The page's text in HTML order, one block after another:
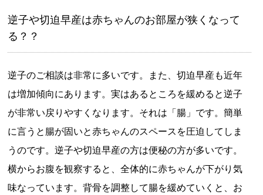
逆子や切迫早産は赤ちゃんのお部屋が狭くなって
る？？
逆子のご相談は非常に多いです。また、切迫早産も近年
は増加傾向にあります。実はあるところを緩めると逆子
が非常い戻りやすくなります。それは「腸」です。簡単
に言うと腸が固いと赤ちゃんのスペースを圧迫してしま
うのです。逆子や切迫早産の方は便秘の方が多いです。
横からお腹を観察すると、全体的に赤ちゃんが下がり気
味なっています。背骨を調整して腸を緩めていくと、お